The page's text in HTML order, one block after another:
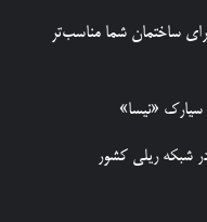
ساختمان شما مناسب‌تر
«نیسا»
شبکه ریلی کشور